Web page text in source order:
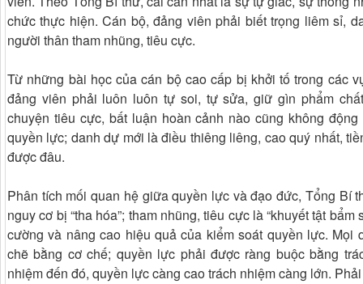
chức thực hiện. Cán bộ, đảng viên phải biết trọng liêm sỉ,
người thân tham nhũng, tiêu cực.
Từ những bài học của cán bộ cao cấp bị khởi tố trong các
đảng viên phải luôn luôn tự soi, tự sửa, giữ gìn phẩm
chuyện tiêu cực, bất luận hoàn cảnh nào cũng không
quyền lực; danh dự mới là điều thiêng liêng, cao quý nhất,
được đâu.
Phân tích mối quan hệ giữa quyền lực và đạo đức, Tổng Bí
nguy cơ bị “tha hóa”; tham nhũng, tiêu cực là “khuyết tật
cường và nâng cao hiệu quả của kiểm soát quyền lực. Mọi
chẽ bằng cơ chế; quyền lực phải được ràng buộc bằng
nhiệm đến đó, quyền lực càng cao trách nhiệm càng lớn. Phải